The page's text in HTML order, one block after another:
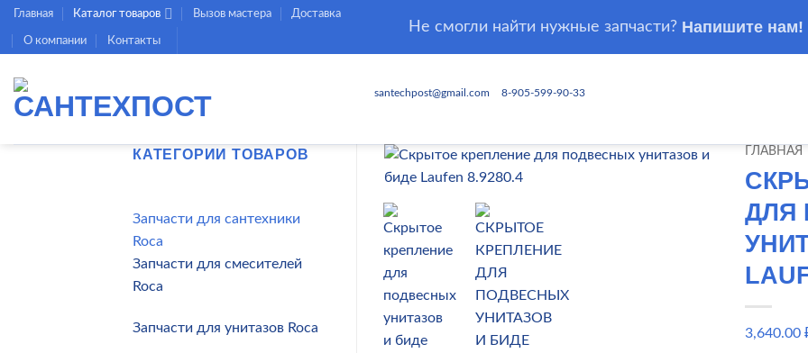
Skip
to
content
Главная Каталог товаров Вызов мастера Доставка
О компании Контакты
Не смогли найти нужные запчасти? Напишите нам!
santechpost@gmail.com 8-905-599-90-33
КАТЕГОРИИ ТОВАРОВ
Запчасти для сантехники
Roca
Запчасти для смесителей
Roca
Запчасти для унитазов Roca
ГЛАВНАЯ
ДЛЯ
3,640.00